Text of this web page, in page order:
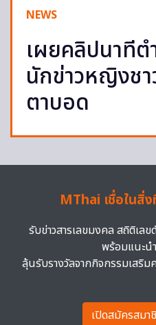
NEWS
เผยคลิปนาที
นักข่าวหญิงชา
ตาบอด
MThai เชื่อในสิ่
รับข่าวสารเลขมงคล สถิติเล
พร้อมแนะน
ลุ้นรับรางวัลจากกิจกรรมเสริ
เปิดสมัครสมา